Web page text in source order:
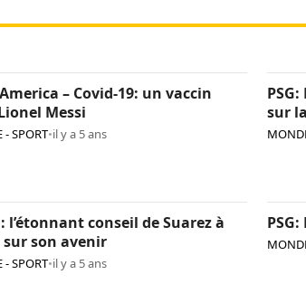
– Covid-19: un vaccin
Messi
- SPORT•il y a 5 ans
sur
l’étonnant conseil de Suarez à
sur son avenir
- SPORT•il y a 5 ans